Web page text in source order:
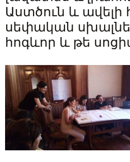
Աստծուն և
սեփական
հոգևոր և թե